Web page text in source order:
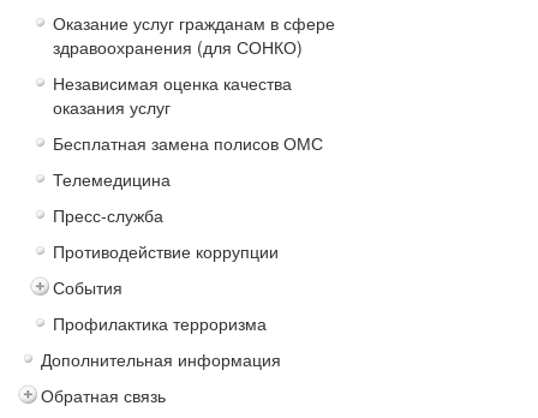
Оказание услуг гражданам в сфере
здравоохранения (для СОНКО)
Независимая оценка качества
оказания услуг
Бесплатная замена полисов ОМС
Телемедицина
Пресс-служба
Противодействие коррупции
События
Профилактика терроризма
Дополнительная информация
Обратная связь